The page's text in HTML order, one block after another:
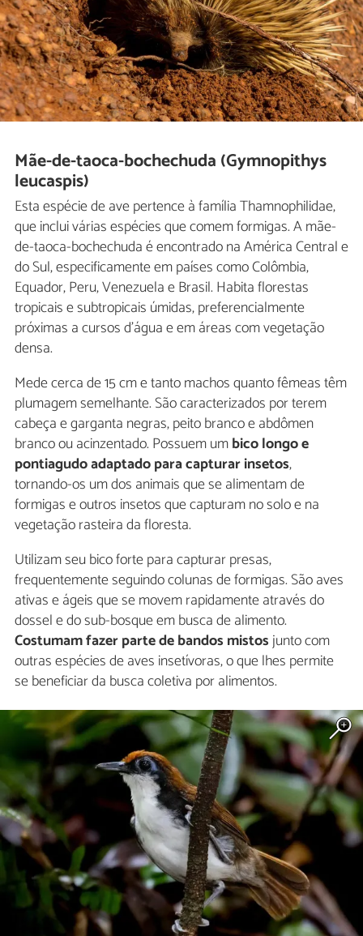
Mãe-de-taoca-bochechuda (Gymnopithys
leucaspis)
Esta espécie de ave pertence à família Thamnophilidae,
que inclui várias espécies que comem formigas. A mãe-
de-taoca-bochechuda é encontrado na América Central e
do Sul, especificamente em países como Colômbia,
Equador, Peru, Venezuela e Brasil. Habita florestas
tropicais e subtropicais úmidas, preferencialmente
próximas a cursos d'água e em áreas com vegetação
densa.
Mede cerca de 15 cm e tanto machos quanto fêmeas têm
plumagem semelhante. São caracterizados por terem
cabeça e garganta negras, peito branco e abdômen
branco ou acinzentado. Possuem umbico longo e
pontiagudo adaptado para capturar insetos,
tornando-os um dos animais que se alimentam de
formigas e outros insetos que capturam no solo e na
vegetação rasteira da floresta.
Utilizam seu bico forte para capturar presas,
frequentemente seguindo colunas de formigas. São aves
ativas e ágeis que se movem rapidamente através do
dossel e do sub-bosque em busca de alimento.
Costumam fazer parte de bandos mistosjunto com
outras espécies de aves insetívoras, o que lhes permite
se beneficiar da busca coletiva por alimentos.